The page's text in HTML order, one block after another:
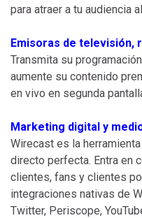
para atraer a tu audiencia
Emisoras de televisión,
Transmita su
aumente su contenido
en vivo en segunda
Marketing digital y
Wirecast es la
directo perfecta. Entra en
clientes, fans y clientes
integraciones nativas de
Twitter, Periscope,